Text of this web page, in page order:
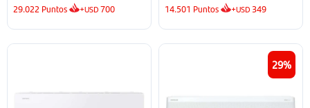
29.022 Puntos +USD700 14.501 Puntos +USD 349
29